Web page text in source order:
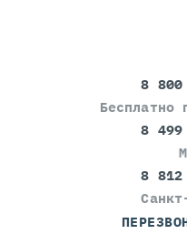
8 800
Бесплатно
8 499
8 812